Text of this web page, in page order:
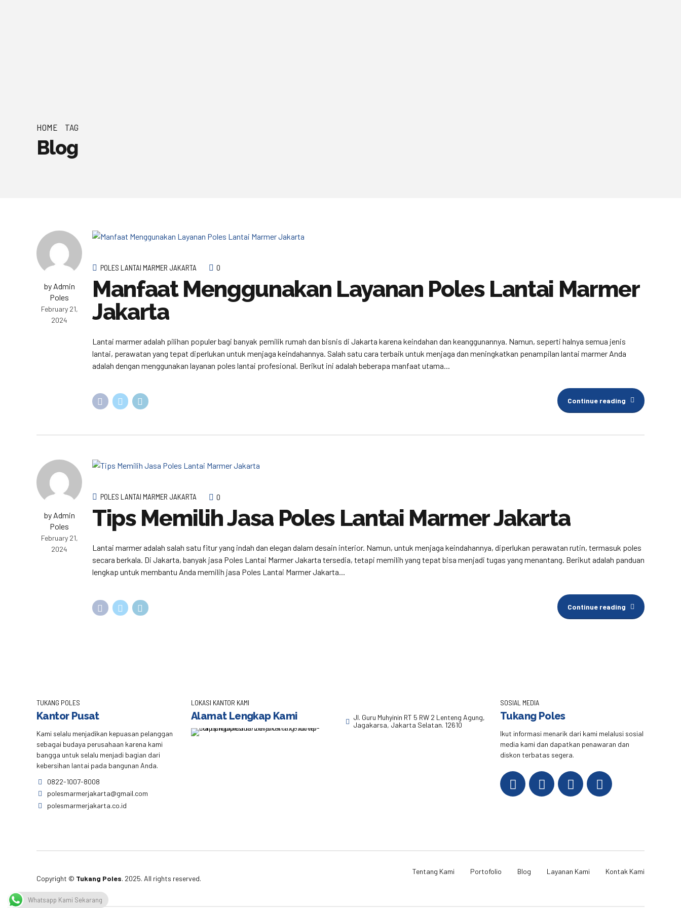
HOME TAG
Blog
by Admin
Poles
February 21,
2024
POLES LANTAI MARMER JAKARTA 0
Manfaat Menggunakan Layanan Poles Lantai Marmer
Jakarta
Lantai marmer adalah pilihan populer bagi banyak pemilik rumah dan bisnis di Jakarta karena keindahan dan keanggunannya. Namun, seperti halnya semua jenis
lantai, perawatan yang tepat diperlukan untuk menjaga keindahannya. Salah satu cara terbaik untuk menjaga dan meningkatkan penampilan lantai marmer Anda
adalah dengan menggunakan layanan poles lantai profesional. Berikut ini adalah beberapa manfaat utama...
Continue reading
by Admin
Poles
February 21,
2024
POLES LANTAI MARMER JAKARTA 0
Tips Memilih Jasa Poles Lantai Marmer Jakarta
Lantai marmer adalah salah satu fitur yang indah dan elegan dalam desain interior. Namun, untuk menjaga keindahannya, diperlukan perawatan rutin, termasuk poles
secara berkala. Di Jakarta, banyak jasa Poles Lantai Marmer Jakarta tersedia, tetapi memilih yang tepat bisa menjadi tugas yang menantang. Berikut adalah panduan
lengkap untuk membantu Anda memilih jasa Poles Lantai Marmer Jakarta...
Continue reading
TUKANG POLES
Kantor Pusat
Kami selalu menjadikan kepuasan pelanggan
sebagai budaya perusahaan karena kami
bangga untuk selalu menjadi bagian dari
kebersihan lantai pada bangunan Anda.
0822-1007-8008
polesmarmerjakarta@gmail.com
polesmarmerjakarta.co.id
LOKASI KANTOR KAMI
Alamat Lengkap Kami
Jl. Guru Muhyinin RT 5 RW 2 Lenteng Agung,
Jagakarsa, Jakarta Selatan. 12610
SOSIAL MEDIA
Tukang Poles
Ikut informasi menarik dari kami melalusi sosial
media kami dan dapatkan penawaran dan
diskon terbatas segera.
Copyright © Tukang Poles. 2025. All rights reserved.
Tentang Kami Portofolio Blog Layanan Kami Kontak Kami
Whatsapp Kami Sekarang